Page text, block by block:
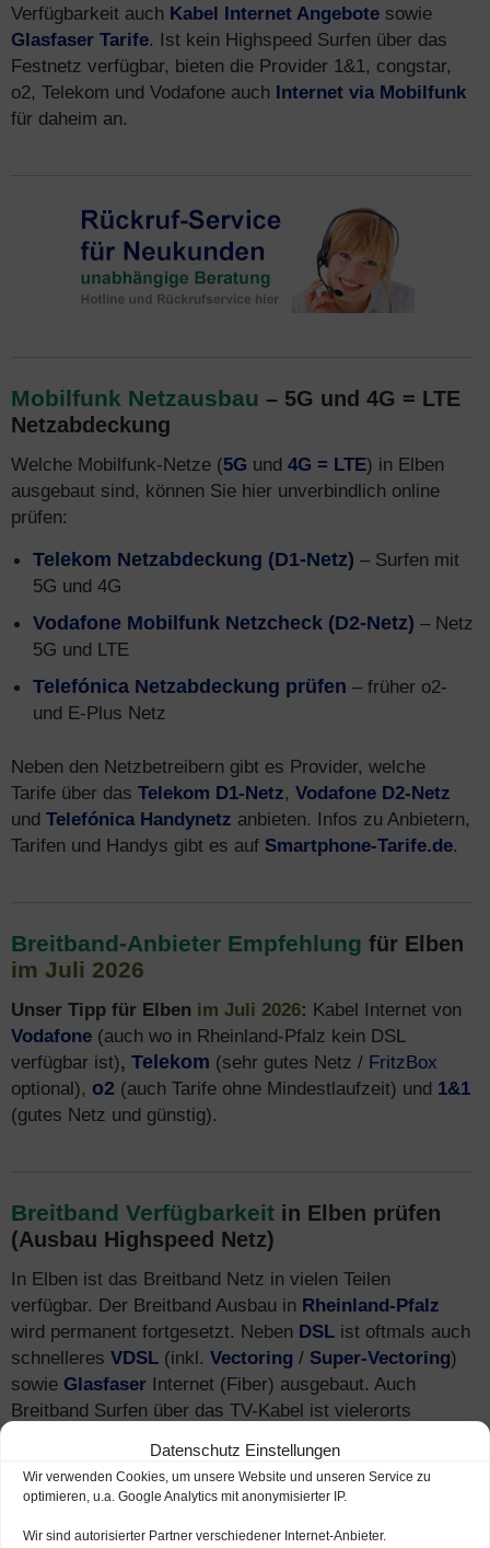
Datenschutz Einstellungen
Wir verwenden Cookies, um unsere Website und unseren Service zu
optimieren, u.a. Google Analytics mit anonymisierter IP.
Wir sind autorisierter Partner verschiedener Internet-Anbieter.
Verfügbarkeit auch Kabel Internet Angebote sowie
Glasfaser Tarife. Ist kein Highspeed Surfen über das
Festnetz verfügbar, bieten die Provider 1&1, congstar,
o2, Telekom und Vodafone auch Internet via Mobilfunk
für daheim an.
Mobilfunk Netzausbau – 5G und 4G = LTE
Netzabdeckung
Welche Mobilfunk-Netze (5G und 4G = LTE) in Elben
ausgebaut sind, können Sie hier unverbindlich online
prüfen:
Telekom Netzabdeckung (D1-Netz) – Surfen mit
5G und 4G
Vodafone Mobilfunk Netzcheck (D2-Netz) – Netz
5G und LTE
Telefónica Netzabdeckung prüfen – früher o2-
und E-Plus Netz
Neben den Netzbetreibern gibt es Provider, welche
Tarife über das Telekom D1-Netz, Vodafone D2-Netz
und Telefónica Handynetz anbieten. Infos zu Anbietern,
Tarifen und Handys gibt es auf Smartphone-Tarife.de.
Breitband-Anbieter Empfehlung für Elben
im Juli 2026
Unser Tipp für Elben im Juli 2026: Kabel Internet von
Vodafone (auch wo in Rheinland-Pfalz kein DSL
verfügbar ist), Telekom (sehr gutes Netz / FritzBox
optional), o2 (auch Tarife ohne Mindestlaufzeit) und 1&1
(gutes Netz und günstig).
Breitband Verfügbarkeit in Elben prüfen
(Ausbau Highspeed Netz)
In Elben ist das Breitband Netz in vielen Teilen
verfügbar. Der Breitband Ausbau in Rheinland-Pfalz
wird permanent fortgesetzt. Neben DSL ist oftmals auch
schnelleres VDSL (inkl. Vectoring / Super-Vectoring)
sowie Glasfaser Internet (Fiber) ausgebaut. Auch
Breitband Surfen über das TV-Kabel ist vielerorts
Anbietern finden Sie auch unterInternet-Telefon-
Fernsehen.de.